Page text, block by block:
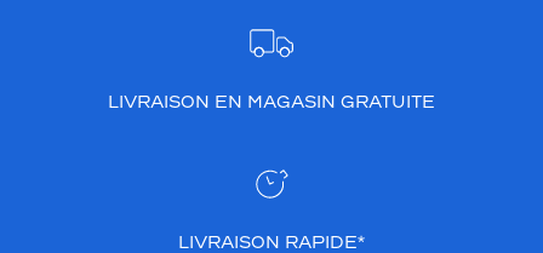
LIVRAISON EN MAGASIN GRATUITE
LIVRAISON RAPIDE*